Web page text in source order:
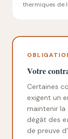
thermiques de
Votre
Certaines
exigent un
maintenir la
dégât des
de preuve